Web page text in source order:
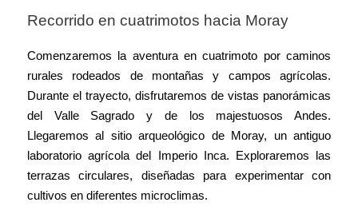
Recorrido en cuatrimotos hacia Moray
Comenzaremos la aventura en cuatrimoto por caminos
rurales rodeados de montañas y campos agrícolas.
Durante el trayecto, disfrutaremos de vistas panorámicas
del Valle Sagrado y de los majestuosos Andes.
Llegaremos al sitio arqueológico de Moray, un antiguo
laboratorio agrícola del Imperio Inca. Exploraremos las
terrazas circulares, diseñadas para experimentar con
cultivos en diferentes microclimas.